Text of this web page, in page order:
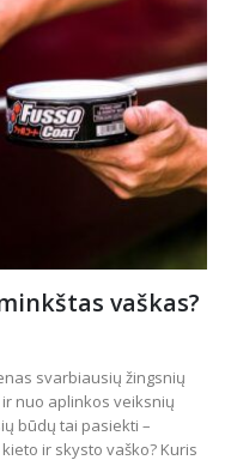
vaškas?
svarbiausių žingsnių
nuo aplinkos veiksnių
būdų tai pasiekti –
ir skysto vaško? Kuris